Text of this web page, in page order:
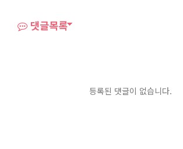
댓글목록
등록된 댓글이 없습니다.